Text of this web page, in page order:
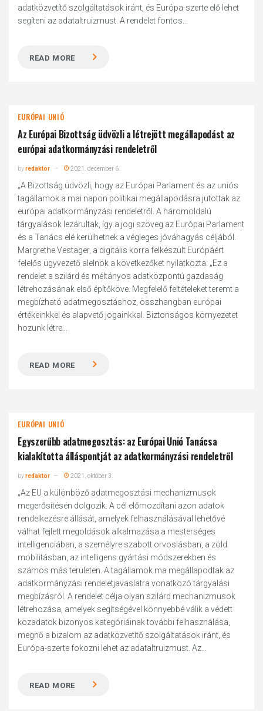
adatközvetítő szolgáltatások iránt, és Európa-szerte elő lehet
segíteni az adataltruizmust. A rendelet fontos...
READ MORE
EURÓPAI UNIÓ
Az Európai Bizottság üdvözli a létrejött megállapodást az
európai adatkormányzási rendeletről
byredaktor 2021. december 6.
„A Bizottság üdvözli, hogy az Európai Parlament és az uniós
tagállamok a mai napon politikai megállapodásra jutottak az
európai adatkormányzási rendeletről. A háromoldalú
tárgyalások lezárultak, így a jogi szöveg az Európai Parlament
és a Tanács elé kerülhetnek a végleges jóváhagyás céljából.
Margrethe Vestager, a digitális korra felkészült Európáért
felelős ügyvezető alelnök a következőket nyilatkozta: „Ez a
rendelet a szilárd és méltányos adatközpontú gazdaság
létrehozásának első építőköve. Megfelelő feltételeket teremt a
megbízható adatmegosztáshoz, összhangban európai
értékeinkkel és alapvető jogainkkal. Biztonságos környezetet
hozunk létre...
READ MORE
EURÓPAI UNIÓ
Egyszerűbb adatmegosztás: az Európai Unió Tanácsa
kialakította álláspontját az adatkormányzási rendeletről
byredaktor 2021. október 3.
„Az EU a különböző adatmegosztási mechanizmusok
megerősítésén dolgozik. A cél előmozdítani azon adatok
rendelkezésre állását, amelyek felhasználásával lehetővé
válhat fejlett megoldások alkalmazása a mesterséges
intelligenciában, a személyre szabott orvoslásban, a zöld
mobilitásban, az intelligens gyártási módszerekben és
számos más területen. A tagállamok ma megállapodtak az
adatkormányzási rendeletjavaslatra vonatkozó tárgyalási
megbízásról. A rendelet célja olyan szilárd mechanizmusok
létrehozása, amelyek segítségével könnyebbé válik a védett
közadatok bizonyos kategóriáinak további felhasználása,
megnő a bizalom az adatközvetítő szolgáltatások iránt, és
Európa-szerte fokozni lehet az adataltruizmust. Az...
READ MORE